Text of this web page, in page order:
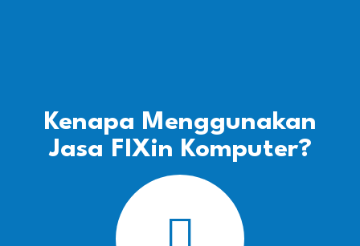
Kenapa Menggunakan
Jasa FIXin Komputer?